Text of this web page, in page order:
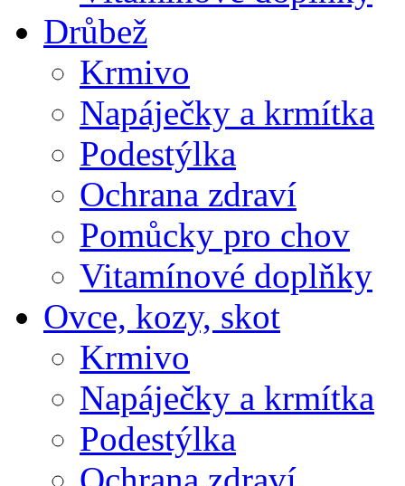
Drůbež
Krmivo
Napáječky a krmítka
Podestýlka
Ochrana zdraví
Pomůcky pro chov
Vitamínové doplňky
Ovce, kozy, skot
Krmivo
Napáječky a krmítka
Podestýlka